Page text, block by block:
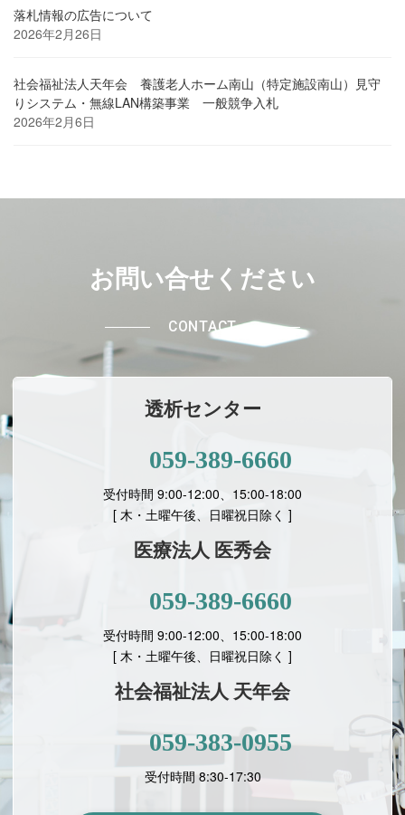
落札情報の広告について
2026年2月26日
社会福祉法人天年会 養護老人ホーム南山（特定施設南山）見守
りシステム・無線LAN構築事業 一般競争入札
2026年2月6日
お問い合せください
CONTACT
透析センター
059-389-6660
受付時間 9:00-12:00、15:00-18:00
[ 木・土曜午後、日曜祝日除く ]
医療法人 医秀会
059-389-6660
受付時間 9:00-12:00、15:00-18:00
[ 木・土曜午後、日曜祝日除く ]
社会福祉法人 天年会
059-383-0955
受付時間 8:30-17:30